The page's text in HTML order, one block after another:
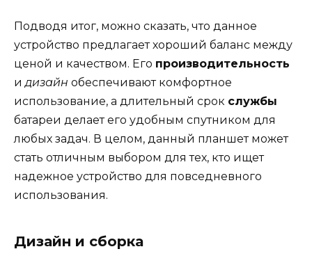
Подводя итог, можно сказать, что данное
устройство предлагает хороший баланс между
ценой и качеством. Его производительность
идизайн обеспечивают комфортное
использование, а длительный срок службы
батареи делает его удобным спутником для
любых задач. В целом, данный планшет может
стать отличным выбором для тех, кто ищет
надежное устройство для повседневного
использования.
Дизайн и сборка